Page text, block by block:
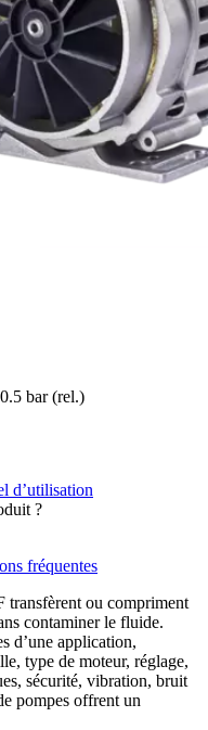
0.5 bar (rel.)
d’utilisation
?
fréquentes
transfèrent ou compriment
contaminer le fluide.
d’une application,
type de moteur, réglage,
sécurité, vibration, bruit
pompes offrent un